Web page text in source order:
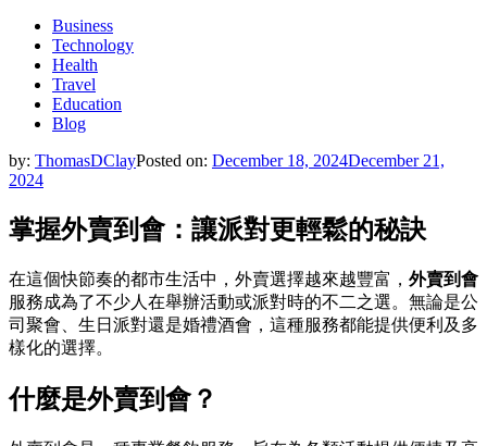
Business
Technology
Health
Travel
Education
Blog
by: ThomasDClayPosted on: December 18, 2024December 21,
2024
掌握外賣到會：讓派對更輕鬆的秘訣
在這個快節奏的都市生活中，外賣選擇越來越豐富， 外賣到會
服務成為了不少人在舉辦活動或派對時的不二之選。無論是公
司聚會、生日派對還是婚禮酒會，這種服務都能提供便利及多
樣化的選擇。
什麼是外賣到會？